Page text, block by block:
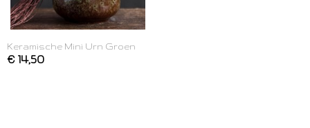
Keramische Mini Urn Groen
€ 14,50